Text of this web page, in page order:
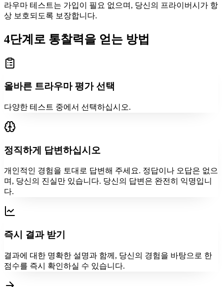
라우마 테스트는 가입이 필요 없으며, 당신의 프라이버시가 항
상 보호되도록 보장합니다.
4단계로 통찰력을 얻는 방법
올바른 트라우마 평가 선택
다양한 테스트 중에서 선택하십시오.
정직하게 답변하십시오
개인적인 경험을 토대로 답변해 주세요. 정답이나 오답은 없으
며, 당신의 진실만 있습니다. 당신의 답변은 완전히 익명입니
다.
즉시 결과 받기
결과에 대한 명확한 설명과 함께, 당신의 경험을 바탕으로 한
점수를 즉시 확인하실 수 있습니다.